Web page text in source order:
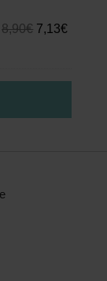
8,90€ 7,13€